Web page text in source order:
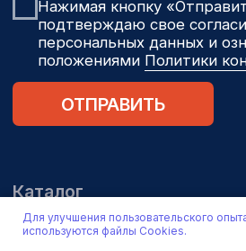
Для улучшения пользовательского
используются файлы Cookies.